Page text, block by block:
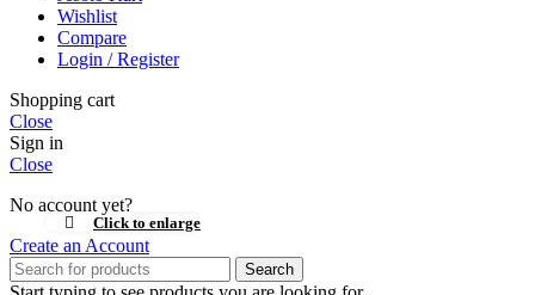
Click to enlarge
Wishlist
Compare
Login / Register
Shopping cart
Close
Sign in
Close
No account yet?
Create an Account
Search